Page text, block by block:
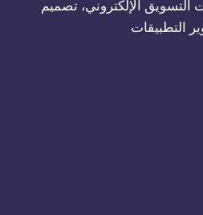
الإلكتروني، تصميم
التطبيقات